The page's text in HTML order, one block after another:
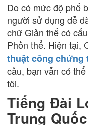
Do có mức độ phổ
người sử dụng dễ
chữ Giản thể có
Phồn thể. Hiện tại,
thuật công chứng
cầu, bạn vẫn có
tôi.
Tiếng Đài
Trung